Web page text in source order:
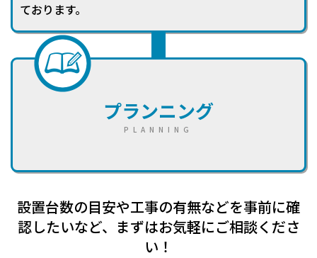
ております。
プランニング
PLANNING
設置台数の目安や工事の有無などを事前に確
認したいなど、まずはお気軽にご相談くださ
い！